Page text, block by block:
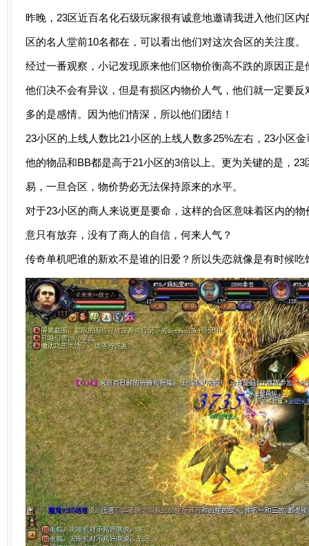
昨晚，23区近百名化石级玩家很有诚意地邀请我进入他们区
区的名人堂前10名都在，可以看出他们对这次合区的关注度。
经过一番观察，小记发现原来他们区物价衡高不跌的原因正
他们决不会有异议，但是有损区内物价人气，他们就一定要
多的是感情。因为他们情深，所以他们团结！
23小区的上线人数比21小区的上线人数多25%左右，23小区
他的物品和BB都是高于21小区的3倍以上。更为关键的是，
易，一旦合区，物价势必无法保持原来的水平。
对于23小区的商人来说更是要命，这样的合区意味着区内的
意只有放弃，没有了商人的自信，何来人气？
传奇单机吧谁的新欢不是谁的旧爱？所以失恋就像是有时候